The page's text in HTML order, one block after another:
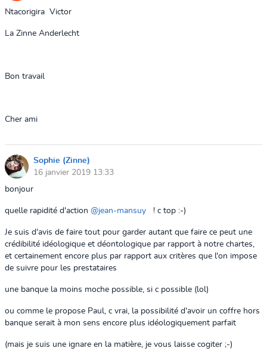
Ntacorigira Victor
La Zinne Anderlecht
Bon travail
Cher ami
Sophie (Zinne)
16 janvier 2019 13:33
bonjour
quelle rapidité d'action @jean-mansuy ! c top :-)
Je suis d'avis de faire tout pour garder autant que faire ce peut une
crédibilité idéologique et déontologique par rapport à notre chartes,
et certainement encore plus par rapport aux critères que l'on impose
de suivre pour les prestataires
une banque la moins moche possible, si c possible (lol)
ou comme le propose Paul, c vrai, la possibilité d'avoir un coffre hors
banque serait à mon sens encore plus idéologiquement parfait
(mais je suis une ignare en la matière, je vous laisse cogiter ;-)